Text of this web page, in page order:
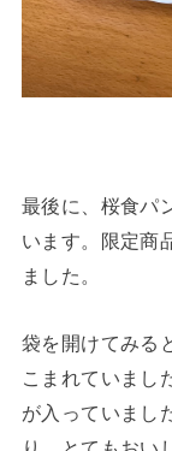
最後に、桜食パ
います。限定商
ました。
袋を開けてみる
こまれていまし
が入っていまし